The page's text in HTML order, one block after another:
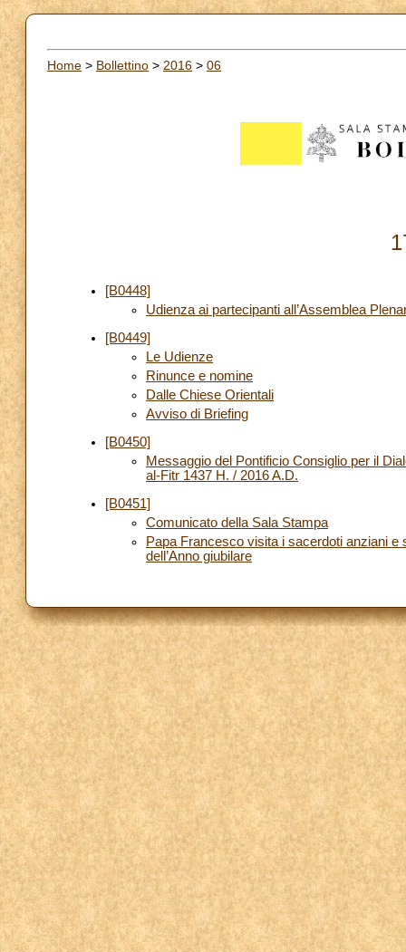
Home > Bollettino > 2016 > 06
[B0448]
Udienza ai partecipanti all’Assemblea
[B0449]
Le Udienze
Rinunce e nomine
Dalle Chiese Orientali
Avviso di Briefing
[B0450]
Messaggio del Pontificio Consiglio per il
al-Fitr 1437 H. / 2016 A.D.
[B0451]
Comunicato della Sala Stampa
Papa Francesco visita i sacerdoti anziani e
dell’Anno giubilare